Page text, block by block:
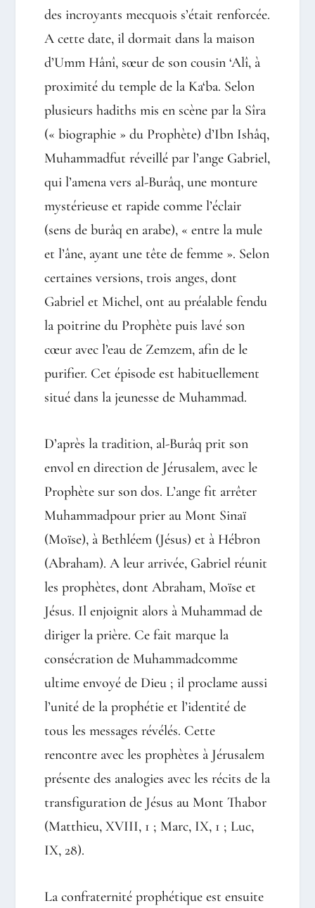
des incroyants mecquois s’était renforcée.
A cette date, il dormait dans la maison
d’Umm Hânî, sœur de son cousin ‘Alî, à
proximité du temple de la Ka‘ba. Selon
plusieurs hadiths mis en scène par la Sîra
(« biographie » du Prophète) d’Ibn Ishâq,
Muhammadfut réveillé par l’ange Gabriel,
qui l’amena vers al-Burâq, une monture
mystérieuse et rapide comme l’éclair
(sens de burâq en arabe), « entre la mule
et l’âne, ayant une tête de femme ». Selon
certaines versions, trois anges, dont
Gabriel et Michel, ont au préalable fendu
la poitrine du Prophète puis lavé son
cœur avec l’eau de Zemzem, afin de le
purifier. Cet épisode est habituellement
situé dans la jeunesse de Muhammad.
D’après la tradition, al-Burâq prit son
envol en direction de Jérusalem, avec le
Prophète sur son dos. L’ange fit arrêter
Muhammadpour prier au Mont Sinaï
(Moïse), à Bethléem (Jésus) et à Hébron
(Abraham). A leur arrivée, Gabriel réunit
les prophètes, dont Abraham, Moïse et
Jésus. Il enjoignit alors à Muhammad de
diriger la prière. Ce fait marque la
consécration de Muhammadcomme
ultime envoyé de Dieu ; il proclame aussi
l’unité de la prophétie et l’identité de
tous les messages révélés. Cette
rencontre avec les prophètes à Jérusalem
présente des analogies avec les récits de la
transfiguration de Jésus au Mont Thabor
(Matthieu, XVIII, 1 ; Marc, IX, 1 ; Luc,
IX, 28).
La confraternité prophétique est ensuite